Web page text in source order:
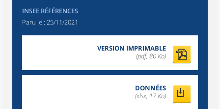
INSEE RÉFÉRENCES
Paru le : 25/11/2021
VERSION IMPRIMABLE
(pdf, 80 Ko)
DONNÉES
(xlsx, 17 Ko)